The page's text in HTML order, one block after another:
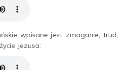
wpisane jest zmaganie, trud,
Jezusa: